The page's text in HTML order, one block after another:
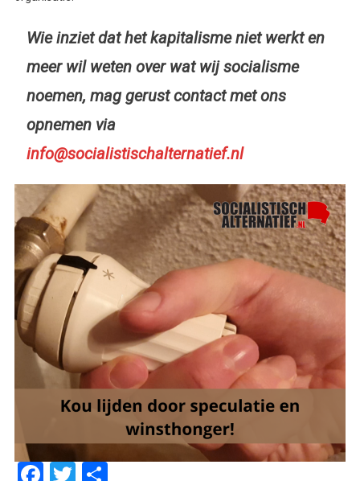
Wie inziet dat het kapitalisme niet werkt en
meer wil weten over wat wij socialisme
noemen, mag gerust contact met ons
opnemen via
info@socialistischalternatief.nl
Facebook
Twitter
Delen